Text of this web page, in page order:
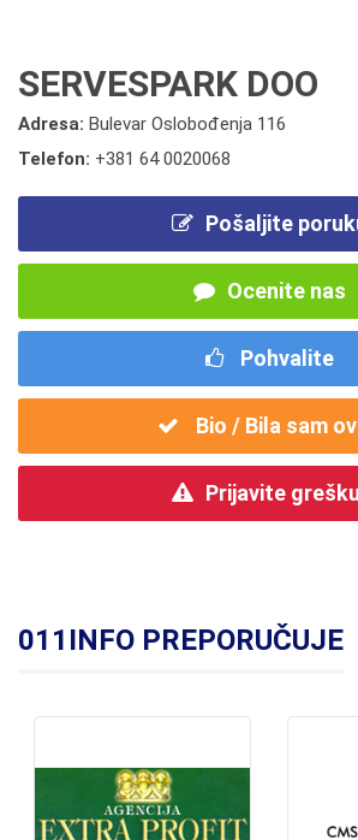
SERVESPARK DOO
Adresa: Bulevar Oslobođenja 116
Telefon: +381 64 0020068
Pošaljite
Ocenite nas
Pohvalite
Bio / Bila sam
Prijavite
011INFO PREPORUČUJE